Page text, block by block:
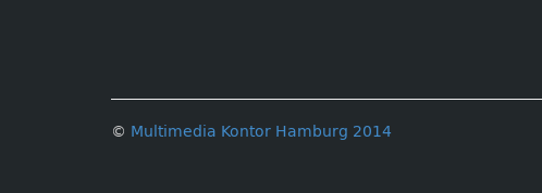
© Multimedia Kontor Hamburg 2014